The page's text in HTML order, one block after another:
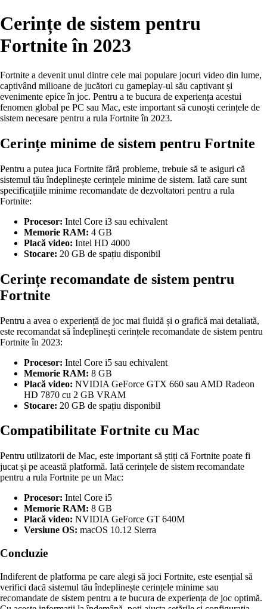
Cerințe de sistem pentru
Fortnite în 2023
Fortnite a devenit unul dintre cele mai populare jocuri video din lume,
captivând milioane de jucători cu gameplay-ul său captivant și
evenimente epice în joc. Pentru a te bucura de experiența acestui
fenomen global pe PC sau Mac, este important să cunoști cerințele de
sistem necesare pentru a rula Fortnite în 2023.
Cerințe minime de sistem pentru Fortnite
Pentru a putea juca Fortnite fără probleme, trebuie să te asiguri că
sistemul tău îndeplinește cerințele minime de sistem. Iată care sunt
specificațiile minime recomandate de dezvoltatori pentru a rula
Fortnite:
Procesor: Intel Core i3 sau echivalent
Memorie RAM: 4 GB
Placă video: Intel HD 4000
Stocare: 20 GB de spațiu disponibil
Cerințe recomandate de sistem pentru
Fortnite
Pentru a avea o experiență de joc mai fluidă și o grafică mai detaliată,
este recomandat să îndeplinești cerințele recomandate de sistem pentru
Fortnite în 2023:
Procesor: Intel Core i5 sau echivalent
Memorie RAM: 8 GB
Placă video: NVIDIA GeForce GTX 660 sau AMD Radeon
HD 7870 cu 2 GB VRAM
Stocare: 20 GB de spațiu disponibil
Compatibilitate Fortnite cu Mac
Pentru utilizatorii de Mac, este important să știți că Fortnite poate fi
jucat și pe această platformă. Iată cerințele de sistem recomandate
pentru a rula Fortnite pe un Mac:
Procesor: Intel Core i5
Memorie RAM: 8 GB
Placă video: NVIDIA GeForce GT 640M
Versiune OS: macOS 10.12 Sierra
Concluzie
Indiferent de platforma pe care alegi să joci Fortnite, este esențial să
verifici dacă sistemul tău îndeplinește cerințele minime sau
recomandate de sistem pentru a te bucura de experiența de joc optimă.